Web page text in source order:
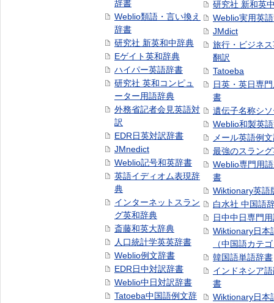
辞書
Weblio類語・言い換え
辞書
研究社 新英和中辞典
Eゲイト英和辞典
ハイパー英語辞書
研究社 英和コンピュ
ーター用語辞典
外務省記者会見英語対
訳
EDR日英対訳辞書
JMnedict
Weblio記号和英辞書
英語イディオム表現辞
典
インターネットスラン
グ英和辞典
斎藤和英大辞典
人口統計学英英辞書
Weblio例文辞書
EDR日中対訳辞書
Weblio中日対訳辞書
Tatoeba中国語例文辞
研究社 新和英
Weblio実用英
JMdict
旅行・ビジネ
翻訳
Tatoeba
日英・英日専
書
遺伝子名称シ
Weblio和製英
メール英語例
最強のスラン
Weblio専門用
書
Wiktionary英語
白水社 中国語
日中中日専門
Wiktionary日本
（中国語カテ
韓国語単語辞書
インドネシア
書
Wiktionary日本